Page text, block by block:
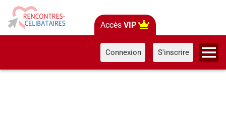
Accès VIP
Connexion S'inscrire